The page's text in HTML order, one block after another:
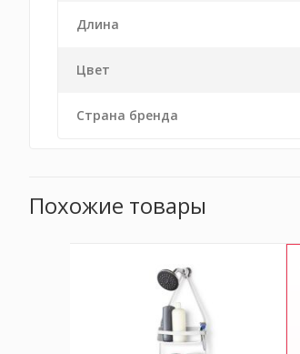
Длина
Цвет
Страна бренда
Похожие товары